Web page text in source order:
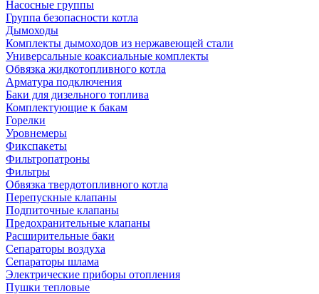
Насосные группы
Группа безопасности котла
Дымоходы
Комплекты дымоходов из нержавеющей стали
Универсальные коаксиальные комплекты
Обвязка жидкотопливного котла
Арматура подключения
Баки для дизельного топлива
Комплектующие к бакам
Горелки
Уровнемеры
Фикспакеты
Фильтропатроны
Фильтры
Обвязка твердотопливного котла
Перепускные клапаны
Подпиточные клапаны
Предохранительные клапаны
Расширительные баки
Сепараторы воздуха
Сепараторы шлама
Электрические приборы отопления
Пушки тепловые